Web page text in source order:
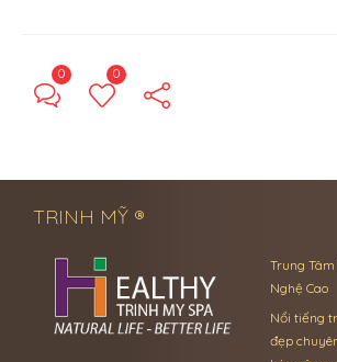
0 0
TRINH MỸ ®
Trung
Nghệ Cao
Nổi tiếng
đẹp